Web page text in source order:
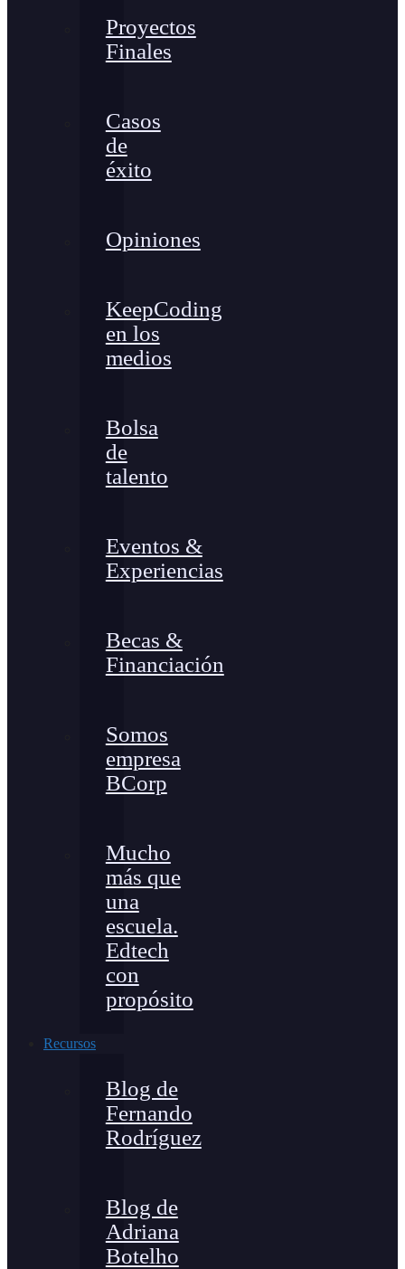
Proyectos
Finales
Casos
de
éxito
Opiniones
KeepCoding
en los
medios
Bolsa
de
talento
Eventos &
Experiencias
Becas &
Financiación
Somos
empresa
BCorp
Mucho
más que
una
escuela.
Edtech
con
propósito
Recursos
Blog de
Fernando
Rodríguez
Blog de
Adriana
Botelho